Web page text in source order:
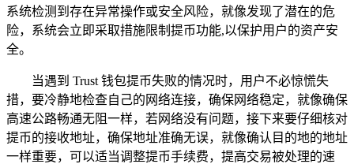
系统检测到存在异常操作或安全风险，就像发现了潜在的危
险，系统会立即采取措施限制提币功能,以保护用户的资产安
全。
当遇到 Trust 钱包提币失败的情况时，用户不必惊慌失
措，要冷静地检查自己的网络连接，确保网络稳定，就像确保
高速公路畅通无阻一样，若网络没有问题，接下来要仔细核对
提币的接收地址，确保地址准确无误，就像确认目的地的地址
一样重要，可以适当调整提币手续费，提高交易被处理的速